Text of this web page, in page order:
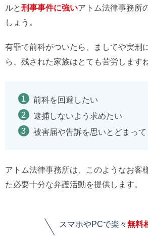
ルと刑事事件に強いアトム法律事務所
しょう。
有罪で前科がついたら、ましてや実刑
ら、残された家族はとても苦労します
前科を回避したい
逮捕しないよう求めたい
被害届や告訴を思いとどまっ
アトム法律事務所は、このようなお客
た必要十分な弁護活動を提供します。
スマホやPCで楽々無料